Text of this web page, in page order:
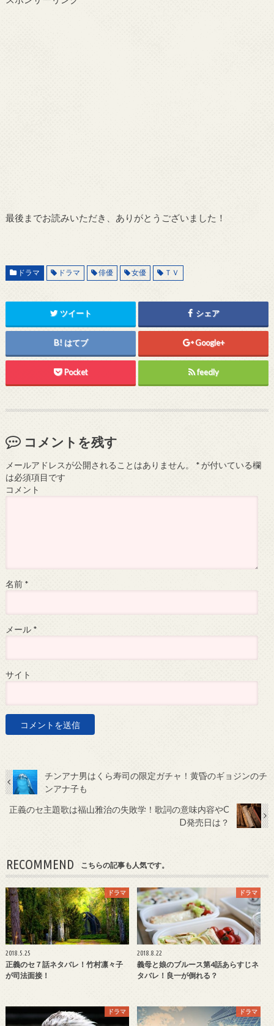
最後までお読みいただき、ありがとうございました！
ドラマ ドラマ 俳優 女優 ＴＶ
ツイート シェア
はてブ Google+
Pocket feedly
コメントを残す
メールアドレスが公開されることはありません。 *が付いている欄
は必須項目です
コメント
名前 *
メール *
サイト
チンアナ男はくら寿司の限定ガチャ！黄昏のギョジンのチ
ンアナ子も
正義のセ主題歌は福山雅治の失敗学！歌詞の意味内容やC
D発売日は？
RECOMMEND こちらの記事も人気です。
ドラマ
2018.5.25
正義のセ７話ネタバレ！竹村凛々子
が司法面接！
ドラマ
2018.8.22
義母と娘のブルース第4話あらすじネ
タバレ！良一が倒れる？
ドラマ ドラマ